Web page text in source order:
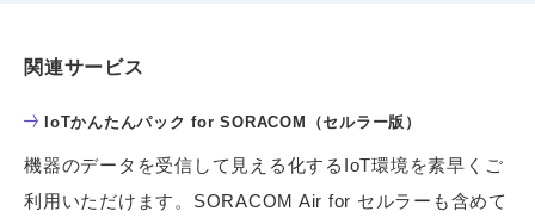
関連サービス
IoTかんたんパック for SORACOM（セルラー版）
機器のデータを受信して見える化するIoT環境を素早くご
利用いただけます。SORACOM Air for セルラーも含めて